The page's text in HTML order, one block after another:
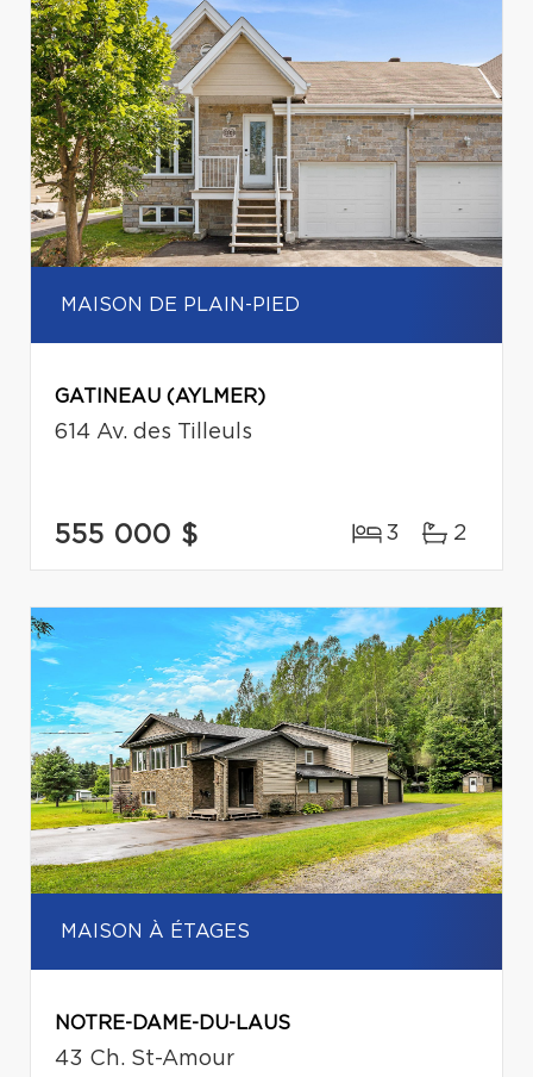
MAISON DE PLAIN-PIED
GATINEAU (AYLMER)
614 Av. des Tilleuls
555 000 $ 3 2
MAISON À ÉTAGES
NOTRE-DAME-DU-LAUS
43 Ch. St-Amour